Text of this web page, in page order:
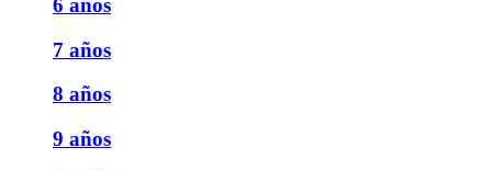
6 años
7 años
8 años
9 años